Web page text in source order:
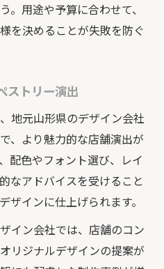
。用途や予算に合わせて、
を決めることが失敗を防ぐ
ストリー演出
地元山形県のデザイン会社
、より魅力的な店舗演出が
配色やフォント選び、レイ
なアドバイスを受けること
ザインに仕上げられます。
イン会社では、店舗のコン
リジナルデザインの提案が